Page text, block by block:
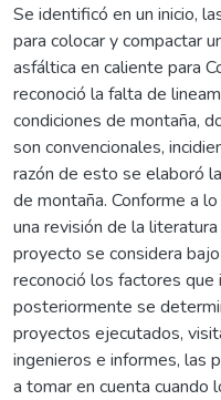
Se identificó en un inicio,
para colocar y compactar
asfáltica en caliente para
reconoció la falta de
condiciones de montaña,
son convencionales,
razón de esto se elaboró
de montaña. Conforme a
una revisión de la
proyecto se considera
reconoció los factores que
posteriormente se
proyectos ejecutados,
ingenieros e informes, las
a tomar en cuenta cuando